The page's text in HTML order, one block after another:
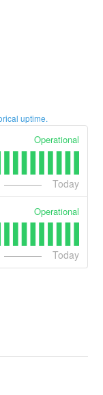
uptime.
Operational
Today
Operational
Today